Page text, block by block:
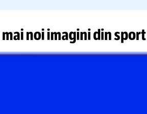
mai noi imagini din sport